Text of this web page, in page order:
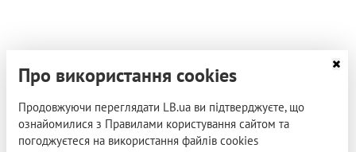
Про використання cookies
Продовжуючи переглядати LB.ua ви підтверджуєте, що
ознайомилися з Правилами користування сайтом та
погоджуєтеся на використання файлів cookies